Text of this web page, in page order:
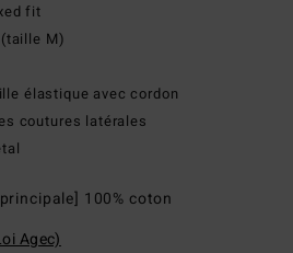
fit
M)
élastique avec cordon
coutures latérales
100% coton
Agec)